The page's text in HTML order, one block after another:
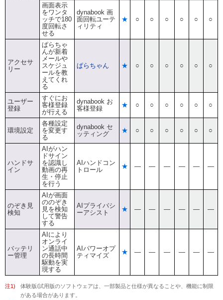
画面表示
をワンタ
ッチで180
度回転さ
せる
dynabook 画
面回転ユーテ
ィリティ
★ ○ ○ ○ ○ ○ ○
アクセサ
リー
ぱらちゃ
んが新着
メールや
スケジュ
ールを教
えてくれ
る
ぱらちゃん ★ ○ ○ ○ ○ ○ ○
ユーザー
登録
すぐにお
客様登録
が行える
dynabook お
客様登録
★ ○ ○ ○ ○ ○ ○
環境設定
各種設定
を変更す
る
dynabook セ
ッティング
★ ○ ○ ○ ○ ○ ○
ハンドサ
イン
AIがハン
ドサイン
を認識し
動画の再
生・停止
を行う
AIハンドコン
トロール
★ ― ― ― ― ― ―
のぞき見
検知
AIが画面
ののぞき
見を検知
して警告
する
AIプライバシ
ーアシスト
★ ― ― ― ― ― ―
バッテリ
ー管理
AIにより
オンライ
ン通話中
の長時間
駆動を実
現する
AIパワーオプ
ティマイズ
★ ― ― ― ― ― ―
注1)
体験版/試用版のソフトウェアは、一部製品と仕様が異なることや、機能に制限
がある場合があります。